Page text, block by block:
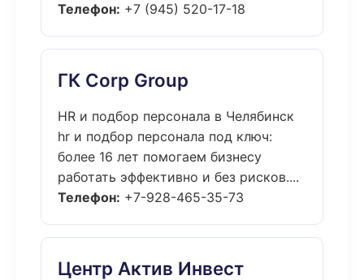
Телефон: +7 (945) 520-17-18
ГК Corp Group
HR и подбор персонала в Челябинск
hr и подбор персонала под ключ:
более 16 лет помогаем бизнесу
работать эффективно и без рисков....
Телефон: +7-928-465-35-73
Центр Актив Инвест